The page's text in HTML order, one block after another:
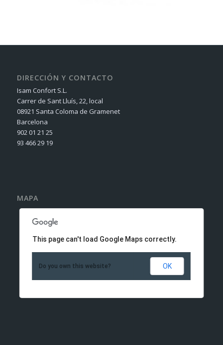
DIRECCIÓN Y CONTACTO
Isam Confort S.L.
Carrer de Sant Lluís, 22, local
08921 Santa Coloma de Gramenet
Barcelona
902 01 21 25
93 466 29 19
MAPA
This page can't load Google Maps correctly.
Do you own this website? OK